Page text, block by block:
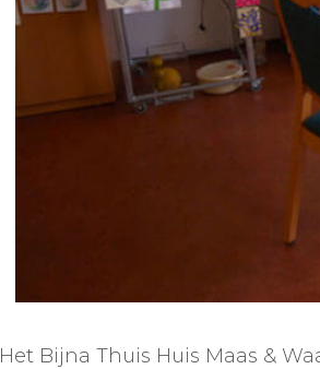
Het Bijna Thuis Huis Maas &